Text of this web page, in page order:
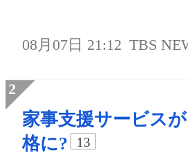
08月07日 21:12 TBS
家事支援サービス
格に?
13